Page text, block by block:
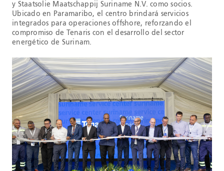
y Staatsolie Maatschappij Suriname N.V. como socios.
Ubicado en Paramaribo, el centro brindará servicios
integrados para operaciones offshore, reforzando el
compromiso de Tenaris con el desarrollo del sector
energético de Surinam.